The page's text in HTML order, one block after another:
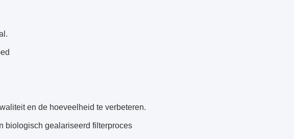
en de hoeveelheid te verbeteren.
biologisch gealariseerd filterproces